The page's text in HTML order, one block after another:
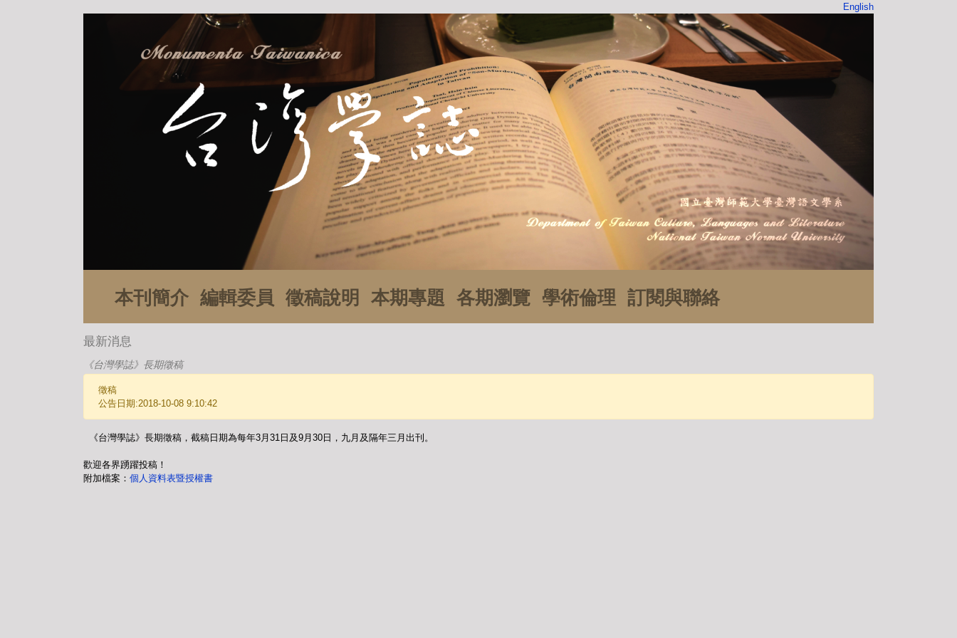
English
本刊簡介 編輯委員 徵稿說明 本期專題 各期瀏覽 學術倫理 訂閱與聯絡
最新消息
《台灣學誌》長期徵稿
徵稿
公告日期:2018-10-08 9:10:42
《台灣學誌》長期徵稿，截稿日期為每年3月31日及9月30日，九月及隔年三月出刊。
歡迎各界踴躍投稿！
附加檔案： 個人資料表暨授權書